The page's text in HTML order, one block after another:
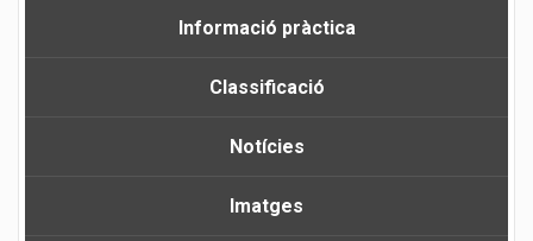
Informació pràctica
Classificació
Notícies
Imatges